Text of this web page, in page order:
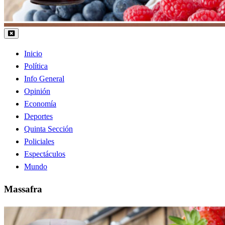
Inicio
Política
Info General
Opinión
Economía
Deportes
Quinta Sección
Policiales
Espectáculos
Mundo
Massafra